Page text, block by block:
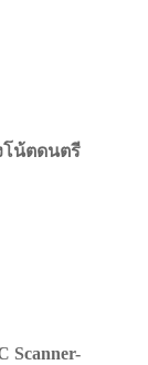
โน้ตดนตรี
Scanner-